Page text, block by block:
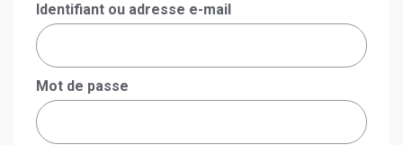
Identifiant ou adresse e-mail
Mot de passe